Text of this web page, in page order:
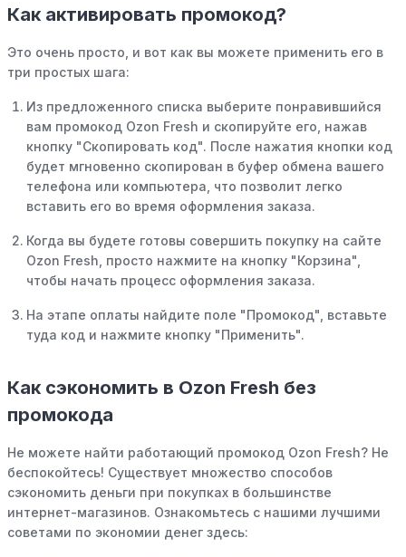
Как активировать промокод?
Это очень просто, и вот как вы можете применить его в
три простых шага:
Из предложенного списка выберите понравившийся
вам промокод Ozon Fresh и скопируйте его, нажав
кнопку "Скопировать код". После нажатия кнопки код
будет мгновенно скопирован в буфер обмена вашего
телефона или компьютера, что позволит легко
вставить его во время оформления заказа.
Когда вы будете готовы совершить покупку на сайте
Ozon Fresh, просто нажмите на кнопку "Корзина",
чтобы начать процесс оформления заказа.
На этапе оплаты найдите поле "Промокод", вставьте
туда код и нажмите кнопку "Применить".
Как сэкономить в Ozon Fresh без
промокода
Не можете найти работающий промокод Ozon Fresh? Не
беспокойтесь! Существует множество способов
сэкономить деньги при покупках в большинстве
интернет-магазинов. Ознакомьтесь с нашими лучшими
советами по экономии денег здесь: